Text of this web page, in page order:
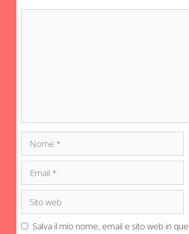
Nome
Email
Sito
Salva il mio nome, email e sito web in